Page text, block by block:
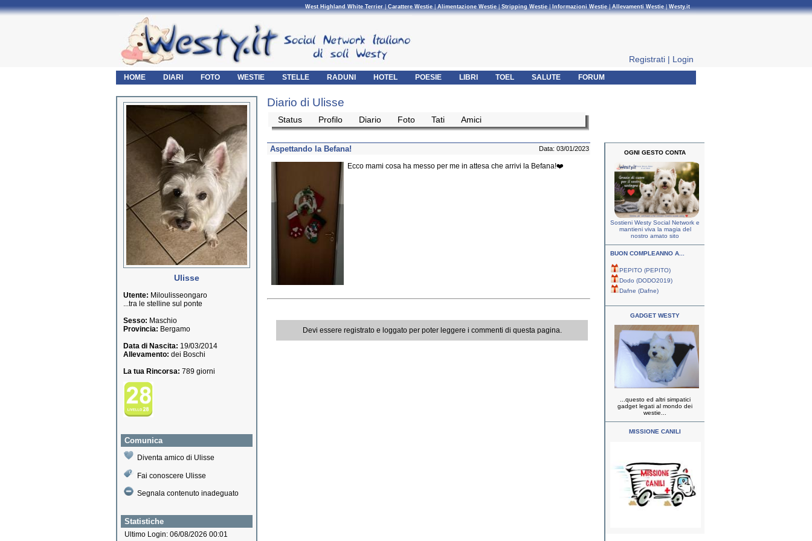
West Highland White Terrier|Carattere Westie|Alimentazione Westie|Stripping Westie| Informazioni Westie|Allevamenti Westie|Westy.it
Registrati | Login
HOME DIARI FOTO WESTIE STELLE RADUNI HOTEL POESIE LIBRI TOEL SALUTE FORUM
Ulisse
Utente: Miloulisseongaro
...tra le stelline sul ponte
Sesso: Maschio
Provincia: Bergamo
Data di Nascita: 19/03/2014
Allevamento: dei Boschi
La tua Rincorsa: 789 giorni
Comunica
Diventa amico di Ulisse
Fai conoscere Ulisse
Segnala contenuto inadeguato
Statistiche
Ultimo Login: 06/08/2026 00:01
Diario di Ulisse
Status Profilo Diario Foto Tati Amici
Aspettando la Befana! Data: 03/01/2023
Ecco mami cosa ha messo per me in attesa che arrivi la Befana!❤️
Devi essere registrato e loggato per poter leggere i commenti di questa pagina.
OGNI GESTO CONTA
Sostieni Westy Social Network e
mantieni viva la magia del
nostro amato sito
BUON COMPLEANNO A...
PEPITO (PEPITO)
Dodo (DODO2019)
Dafne (Dafne)
GADGET WESTY
...questo ed altri simpatici
gadget legati al mondo dei
westie...
MISSIONE CANILI